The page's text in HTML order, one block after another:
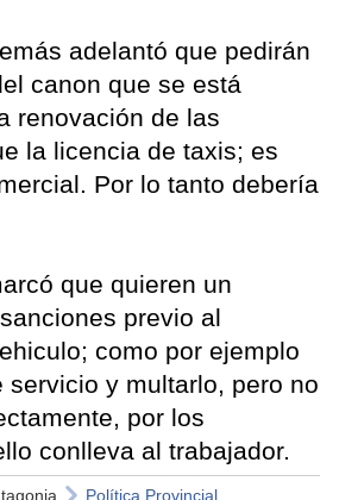
adelantó que pedirán
canon que se está
renovación de las
la licencia de taxis; es
Por lo tanto debería
que quieren un
previo al
como por ejemplo
servicio y multarlo, pero no
por los
conlleva al trabajador.
Política Provincial